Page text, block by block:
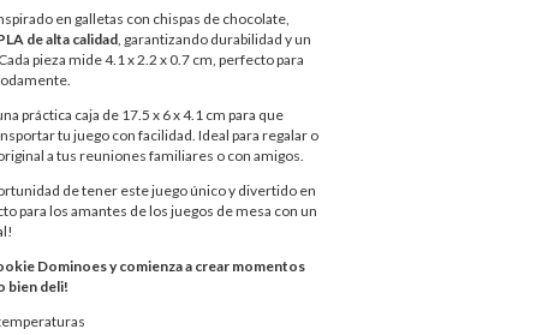
en galletas con chispas de chocolate,
de alta calidad, garantizando durabilidad y un
pieza mide 4.1 x 2.2 x 0.7 cm, perfecto para
práctica caja de 17.5 x 6 x 4.1 cm para que
tu juego con facilidad. Ideal para regalar o
a tus reuniones familiares o con amigos.
de tener este juego único y divertido en
para los amantes de los juegos de mesa con un
Dominoes y comienza a crear momentos
bien deli!